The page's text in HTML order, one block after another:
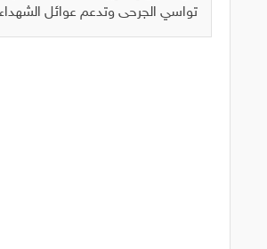
تواسي الجرحى وتدعم عوائل الشهداء